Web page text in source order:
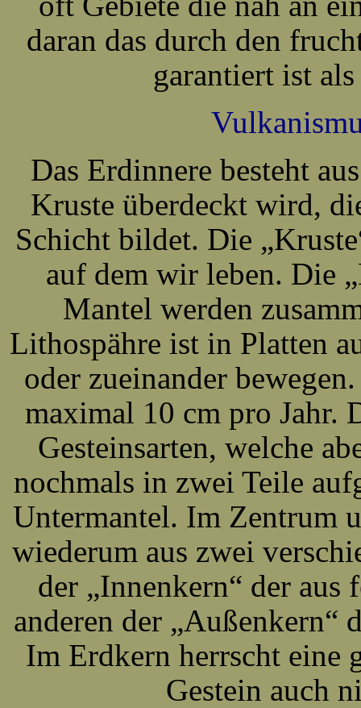
daran das durch den
garantiert ist
Das Erdinnere besteht
Kruste überdeckt wird,
Schicht bildet. Die
auf dem wir leben. Die
Mantel werden
Lithospähre ist in Platten
oder zueinander
maximal 10 cm pro Jahr.
Gesteinsarten, welche
nochmals in zwei Teile
Untermantel. Im Zentrum
wiederum aus zwei
der „Innenkern“ der aus
anderen der „Außenkern“
Im Erdkern herrscht eine
Gestein auch